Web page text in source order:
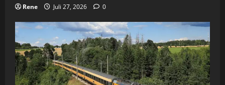
Rene Juli 27, 2026 0